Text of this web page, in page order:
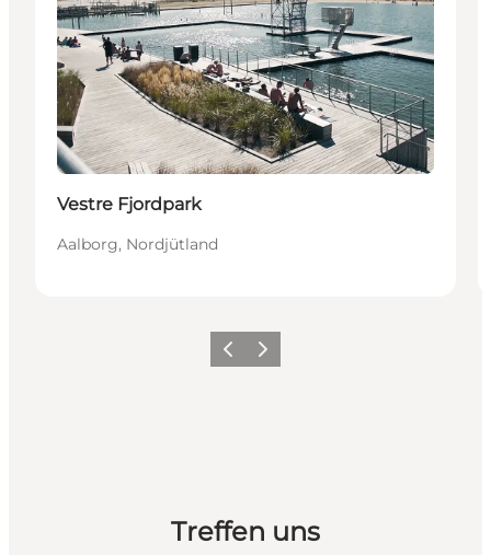
Vestre Fjordpark
Aalborg, Nordjütland
ZurückWeiter
Treffen uns